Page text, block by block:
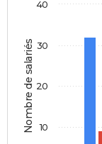
Nombre de salariés 10
20
30
40